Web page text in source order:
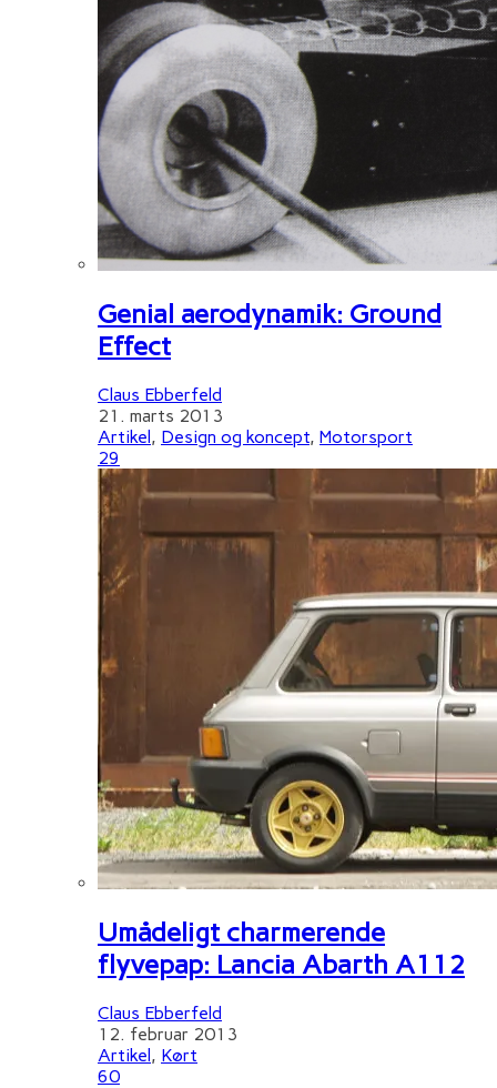
Genial aerodynamik: Ground
Effect
Claus Ebberfeld
21. marts 2013
Artikel, Design og koncept, Motorsport
29
Umådeligt charmerende
flyvepap: Lancia Abarth A112
Claus Ebberfeld
12. februar 2013
Artikel, Kørt
60